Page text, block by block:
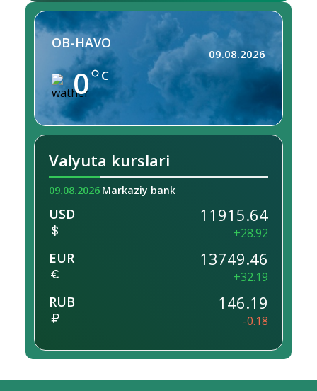
OB-HAVO
0 C
09.08.2026
Valyuta kurslari
09.08.2026 Markaziy bank
USD 11915.64
+28.92
EUR 13749.46
+32.19
RUB 146.19
-0.18